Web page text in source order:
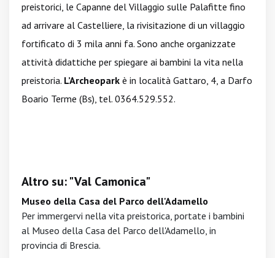
preistorici, le Capanne del Villaggio sulle Palafitte fino
ad arrivare al Castelliere, la rivisitazione di un villaggio
fortificato di 3 mila anni fa. Sono anche organizzate
attività didattiche per spiegare ai bambini la vita nella
preistoria. L’Archeopark è in località Gattaro, 4, a Darfo
Boario Terme (Bs), tel. 0364.529.552.
Altro su: "Val Camonica"
Museo della Casa del Parco dell'Adamello
Per immergervi nella vita preistorica, portate i bambini
al Museo della Casa del Parco dell'Adamello, in
provincia di Brescia.